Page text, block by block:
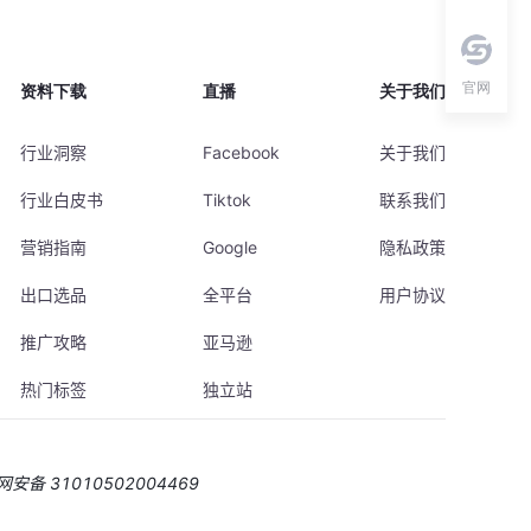
官网
资料下载
行业洞察
行业白皮书
营销指南
出口选品
推广攻略
热门标签
直播
Facebook
Tiktok
Google
全平台
亚马逊
独立站
关于我们
关于我们
联系我们
隐私政策
用户协议
安备 31010502004469